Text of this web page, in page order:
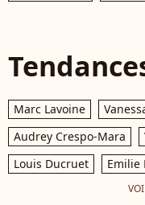
Marc Lavoine
Audrey Crespo-Mara
Louis Ducruet
Emilie